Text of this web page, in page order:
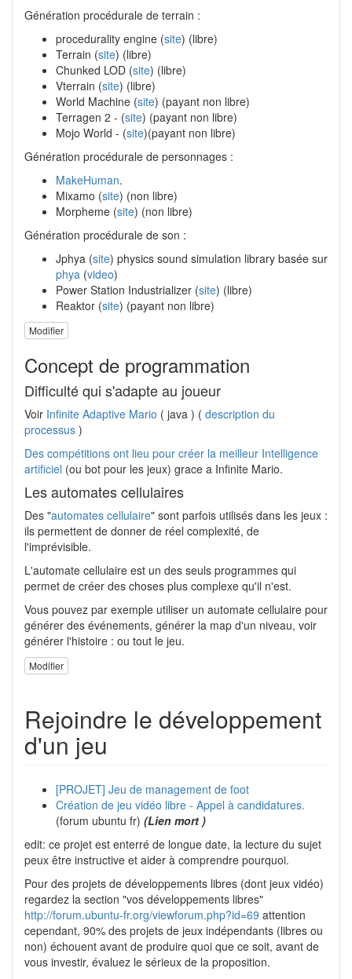
Génération procédurale de terrain :
procedurality engine (site) (libre)
Terrain (site) (libre)
Chunked LOD (site) (libre)
Vterrain (site) (libre)
World Machine (site) (payant non libre)
Terragen 2 - (site) (payant non libre)
Mojo World - (site)(payant non libre)
Génération procédurale de personnages :
MakeHuman.
Mixamo (site) (non libre)
Morpheme (site) (non libre)
Génération procédurale de son :
Jphya (site) physics sound simulation library basée sur
phya (video)
Power Station Industrializer (site) (libre)
Reaktor (site) (payant non libre)
Modifier
Concept de programmation
Difficulté qui s'adapte au joueur
Voir Infinite Adaptive Mario ( java ) ( description du
processus )
Des compétitions ont lieu pour créer la meilleur Intelligence
artificiel (ou bot pour les jeux) grace a Infinite Mario.
Les automates cellulaires
Des "automates cellulaire" sont parfois utilisés dans les jeux :
ils permettent de donner de réel complexité, de
l'imprévisible.
L'automate cellulaire est un des seuls programmes qui
permet de créer des choses plus complexe qu'il n'est.
Vous pouvez par exemple utiliser un automate cellulaire pour
générer des événements, générer la map d'un niveau, voir
générer l'histoire : ou tout le jeu.
Modifier
Rejoindre le développement
d'un jeu
[PROJET] Jeu de management de foot
Création de jeu vidéo libre - Appel à candidatures.
(forum ubuntu fr) (Lien mort )
edit: ce projet est enterré de longue date, la lecture du sujet
peux être instructive et aider à comprendre pourquoi.
Pour des projets de développements libres (dont jeux vidéo)
regardez la section "vos développements libres"
http://forum.ubuntu-fr.org/viewforum.php?id=69 attention
cependant, 90% des projets de jeux indépendants (libres ou
non) échouent avant de produire quoi que ce soit, avant de
vous investir, évaluez le sérieux de la proposition.